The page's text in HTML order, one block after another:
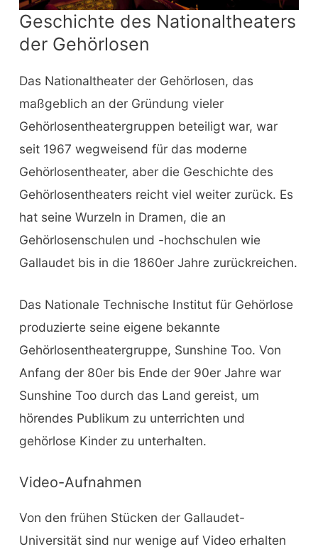
Geschichte des Nationaltheaters
der Gehörlosen
Das Nationaltheater der Gehörlosen, das
maßgeblich an der Gründung vieler
Gehörlosentheatergruppen beteiligt war, war
seit 1967 wegweisend für das moderne
Gehörlosentheater, aber die Geschichte des
Gehörlosentheaters reicht viel weiter zurück. Es
hat seine Wurzeln in Dramen, die an
Gehörlosenschulen und -hochschulen wie
Gallaudet bis in die 1860er Jahre zurückreichen.
Das Nationale Technische Institut für Gehörlose
produzierte seine eigene bekannte
Gehörlosentheatergruppe, Sunshine Too. Von
Anfang der 80er bis Ende der 90er Jahre war
Sunshine Too durch das Land gereist, um
hörendes Publikum zu unterrichten und
gehörlose Kinder zu unterhalten.
Video-Aufnahmen
Von den frühen Stücken der Gallaudet-
Universität sind nur wenige auf Video erhalten